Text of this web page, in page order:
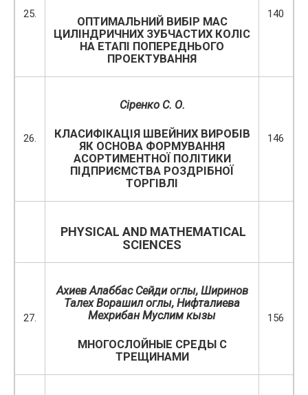
25.
ОПТИМАЛЬНИЙ ВИБІР МАС
ЦИЛІНДРИЧНИХ ЗУБЧАСТИХ КОЛІС
НА ЕТАПІ ПОПЕРЕДНЬОГО
ПРОЕКТУВАННЯ
140
26.
Сіренко С. О.
КЛАСИФІКАЦІЯ ШВЕЙНИХ ВИРОБІВ
ЯК ОСНОВА ФОРМУВАННЯ
АСОРТИМЕНТНОЇ ПОЛІТИКИ
ПІДПРИЄМСТВА РОЗДРІБНОЇ
ТОРГІВЛІ
146
PHYSICAL AND MATHEMATICAL
SCIENCES
27.
Ахиев Алаббас Сейди оглы, Ширинов
Талех Ворашил оглы, Нифталиева
Мехрибан Муслим кызы
МНОГОСЛОЙНЫЕ СРЕДЫ С
ТРЕЩИНАМИ
156